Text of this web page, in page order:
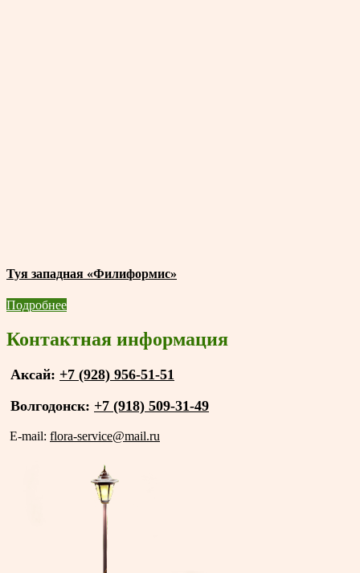
Туя западная «Филиформис»
Подробнее
Контактная информация
Аксай: +7 (928) 956-51-51
Волгодонск: +7 (918) 509-31-49
E-mail: flora-service@mail.ru